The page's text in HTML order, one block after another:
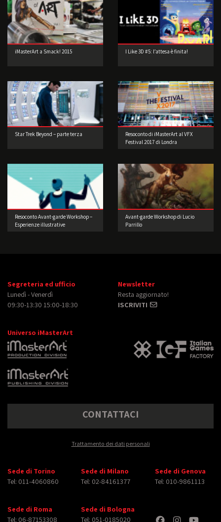
iMasterArt a Smack! 2015 I Like 3D #5: l’attesa è finita!
Star Trek Beyond – parte terza
Resoconto di iMasterArt al VFX
Festival 2017 di Londra
Resoconto Avant-garde Workshop –
Esperienze illustrative
Avant-garde Workshop di Lucio
Parrillo
Segreteria ed ufficio
Lunedì - Venerdì
09:30-13:30 15:00-18:30
Newsletter
Resta aggiornato!
ISCRIVITI
Universo iMasterArt
CONTATTACI
Trattamento dei dati personali
Sede di Torino
Tel: 011-4060860
Sede di Milano
Tel: 02-84161377
Sede di Genova
Tel: 010-9861113
Sede di Roma
Tel: 06-87153308
Sede di Bologna
Tel: 051-0185020